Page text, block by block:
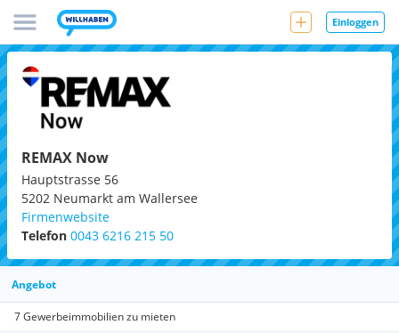
Einloggen
REMAX Now
Hauptstrasse 56
5202 Neumarkt am Wallersee
Firmenwebsite
Telefon 0043 6216 215 50
Angebot
7 Gewerbeimmobilien zu mieten